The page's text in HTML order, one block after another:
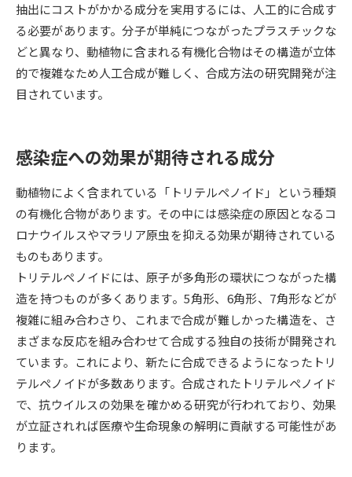
新増設大学・学部・学科特集
国際・グローバルに強い大学特
集
データサイエンス特集 奨学金・特待生制度特集
新学年スタート号特集ページ
（高3生用）
新学年スタート号特集ページ
（高2生用）
SELFBRAND特集ページ
オープンキャンパスなどを調べる
オープンキャンパス検索 実施プログラムから探す
来場型・Web型イベント特集 夢ナビライブ
受験準備 資料検索
志望校・出願校を調べる
抽出にコストがかかる成分を実用するには、人工的に合成す
る必要があります。分子が単純につながったプラスチックな
どと異なり、動植物に含まれる有機化合物はその構造が立体
的で複雑なため人工合成が難しく、合成方法の研究開発が注
目されています。
感染症への効果が期待される成分
動植物によく含まれている「トリテルペノイド」という種類
の有機化合物があります。その中には感染症の原因となるコ
ロナウイルスやマラリア原虫を抑える効果が期待されている
ものもあります。
トリテルペノイドには、原子が多角形の環状につながった構
造を持つものが多くあります。5角形、6角形、7角形などが
複雑に組み合わさり、これまで合成が難しかった構造を、さ
まざまな反応を組み合わせて合成する独自の技術が開発され
ています。これにより、新たに合成できるようになったトリ
テルペノイドが多数あります。合成されたトリテルペノイド
で、抗ウイルスの効果を確かめる研究が行われており、効果
が立証されれば医療や生命現象の解明に貢献する可能性があ
ります。